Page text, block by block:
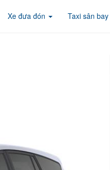
Xe đưa đón Taxi sân bay